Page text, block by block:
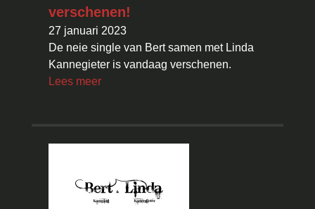
verschenen!
27 januari 2023
De neie single van Bert samen met Linda
Kannegieter is vandaag verschenen.
Lees meer